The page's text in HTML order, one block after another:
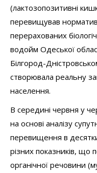
(лактозопозитивні
перевищував
перерахованих
водойм Одеської
Білгород-
створювала реальну
населення.
В середині червня у
на основі аналізу
перевищення в
різних показників, що
органічної речовини